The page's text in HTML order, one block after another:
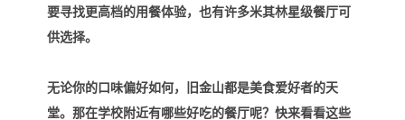
要寻找更高档的用餐体验，也有许多米其林星级餐厅可
供选择。
无论你的口味偏好如何，旧金山都是美食爱好者的天
堂。那在学校附近有哪些好吃的餐厅呢？快来看看这些